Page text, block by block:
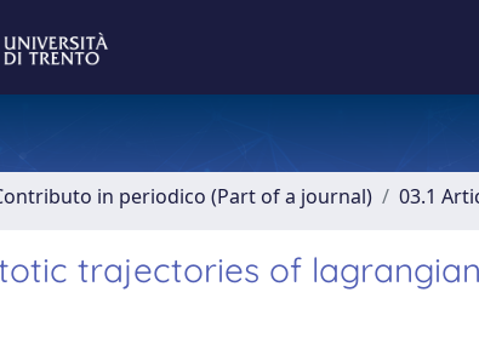
in periodico (Part of a journal) 03.1
trajectories of